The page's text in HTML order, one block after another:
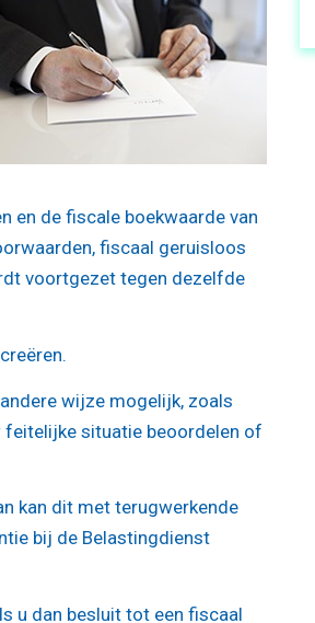
en de fiscale boekwaarde van
fiscaal geruisloos
voortgezet tegen dezelfde
wijze mogelijk, zoals
feitelijke situatie beoordelen of
kan dit met terugwerkende
bij de Belastingdienst
u dan besluit tot een fiscaal